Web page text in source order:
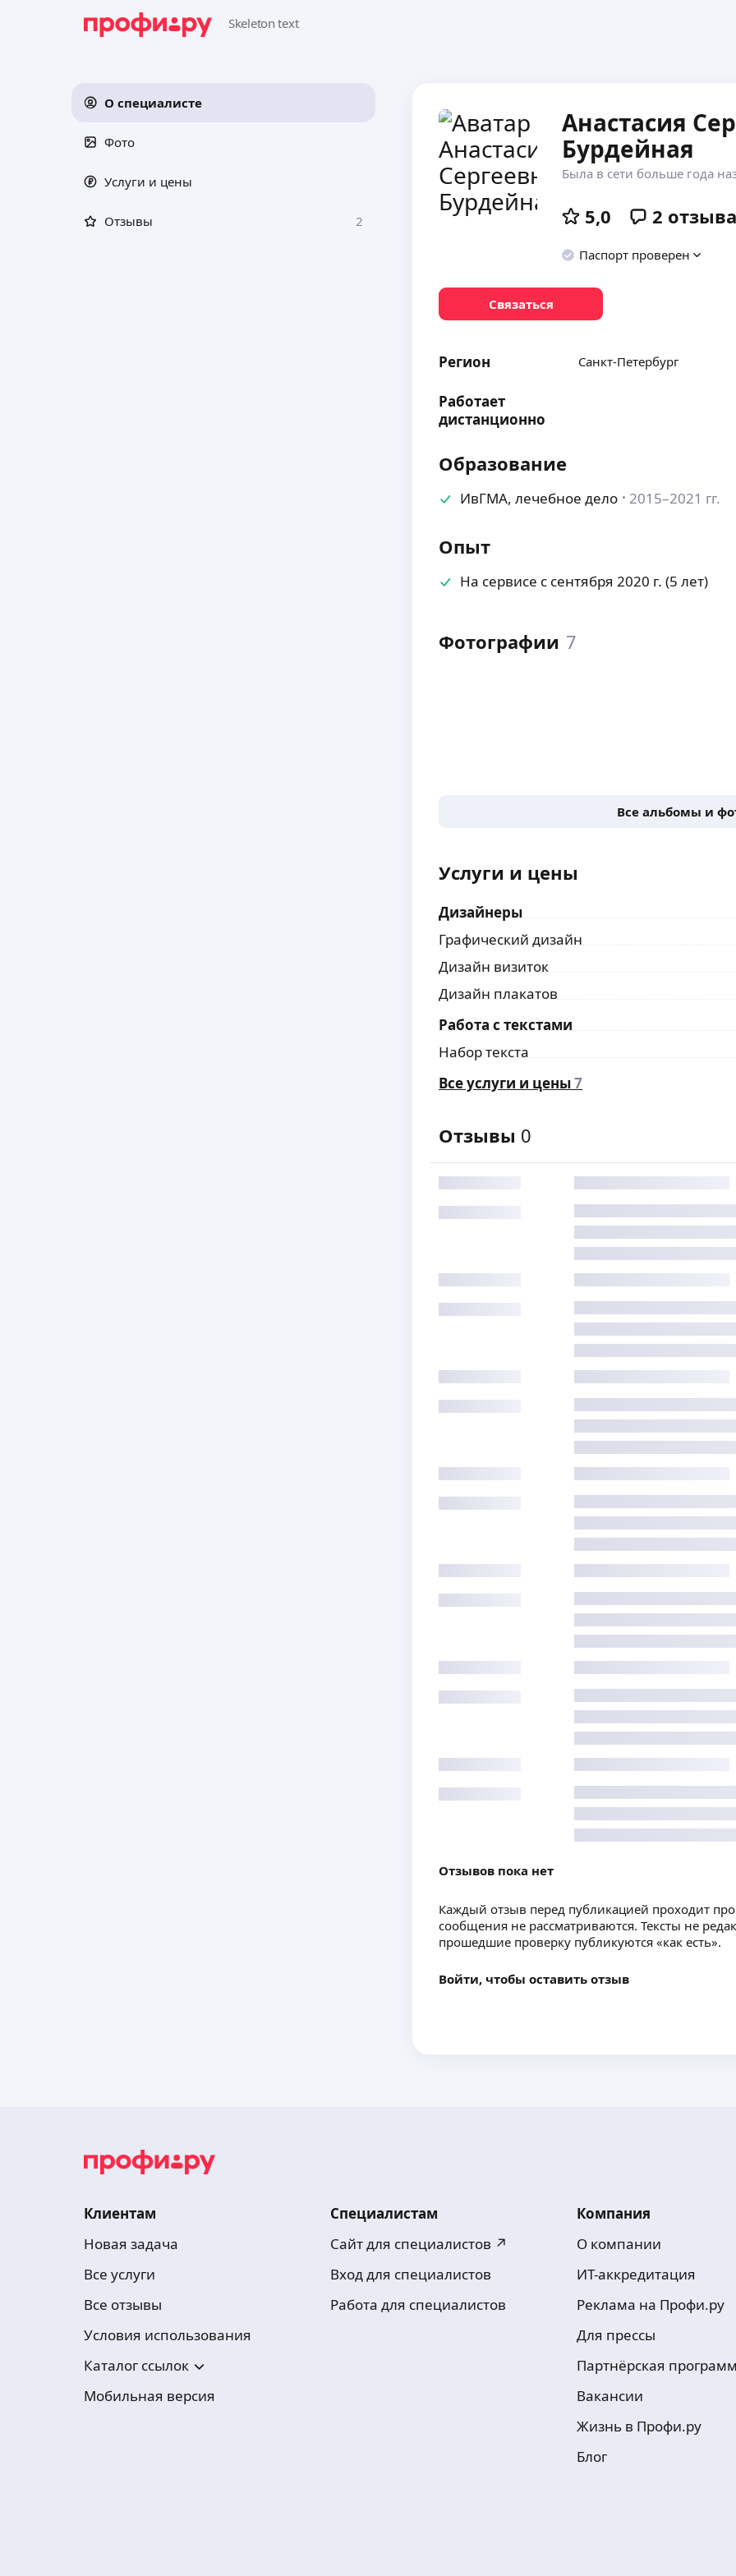
О специалисте
Фото
Услуги и цены
Отзывы 2
Анастасия
Бурдейная
Была в сети больше года
5,0 2
Паспорт проверен
Связаться
Регион Санкт-Петербург
Работает
дистанционно
Образование
ИвГМА, лечебное дело 2015–2021 гг.
Опыт
На сервисе с сентября 2020 г. (5 лет)
Фотографии 7
Все альбомы и
Услуги и цены
Дизайнеры
Графический дизайн
Дизайн визиток
Дизайн плакатов
Работа с текстами
Набор текста
Все услуги и цены7
Отзывы 0
Отзывов пока нет
Каждый отзыв перед публикацией проходит
сообщения не рассматриваются. Тексты не
прошедшие проверку публикуются «как есть».
Войти, чтобы оставить отзыв
Клиентам
Новая задача
Все услуги
Все отзывы
Условия использования
Каталог ссылок
Мобильная версия
Специалистам
Сайт для специалистов ↗
Вход для специалистов
Работа для специалистов
Компания
О компании
ИТ-аккредитация
Реклама на Профи.ру
Для прессы
Партнёрская
Вакансии
Жизнь в Профи.ру
Блог